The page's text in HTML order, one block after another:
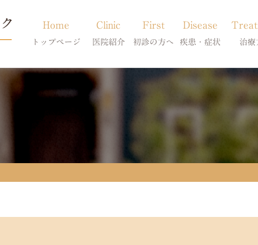
Home
トップページ
Clinic
医院紹介
当院のご紹介
First
初診の方へ
Disease
疾患・症状
アトピー・アレルギー
膿皮症・脂漏症
脱毛症・アロペシアX
治療
皮膚科特別診
スキンケア療